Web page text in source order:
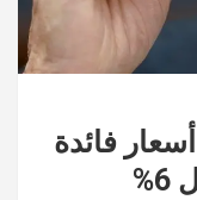
فائدة